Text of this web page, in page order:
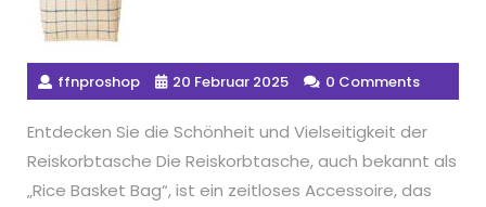
ffnproshop 20 Februar 2025 0 Comments
Entdecken Sie die Schönheit und Vielseitigkeit der
Reiskorbtasche Die Reiskorbtasche, auch bekannt als
„Rice Basket Bag“, ist ein zeitloses Accessoire, das